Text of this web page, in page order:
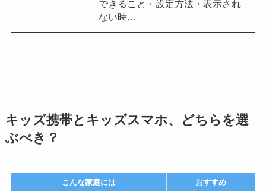
できること・設定方法・表示され
ない時…
キッズ携帯とキッズスマホ、どちらを選
ぶべき？
こんな家庭には おすすめ